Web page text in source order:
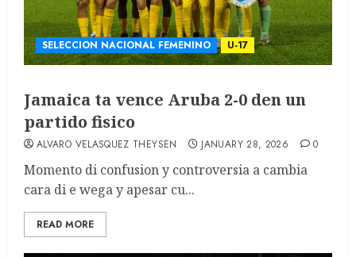
SELECCION NACIONAL FEMENINO U-17
Jamaica ta vence Aruba 2-0 den un
partido fisico
ALVARO VELASQUEZ THEYSEN JANUARY 28, 2026 0
Momento di confusion y controversia a cambia
cara di e wega y apesar cu...
READ MORE